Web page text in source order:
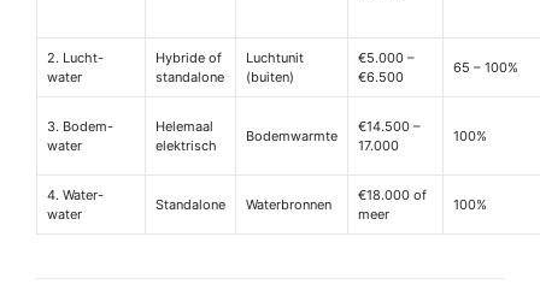
2. Lucht-
water
Hybride of
standalone
Luchtunit
(buiten)
€5.000 –
€6.500
65 – 100%
3. Bodem-
water
Helemaal
elektrisch
Bodemwarmte
€14.500 –
17.000
100%
4. Water-
water
Standalone Waterbronnen
€18.000 of
meer
100%